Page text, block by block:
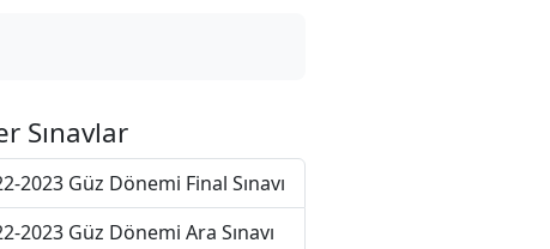
Sınavlar
2023 Güz Dönemi Final Sınavı
2023 Güz Dönemi Ara Sınavı